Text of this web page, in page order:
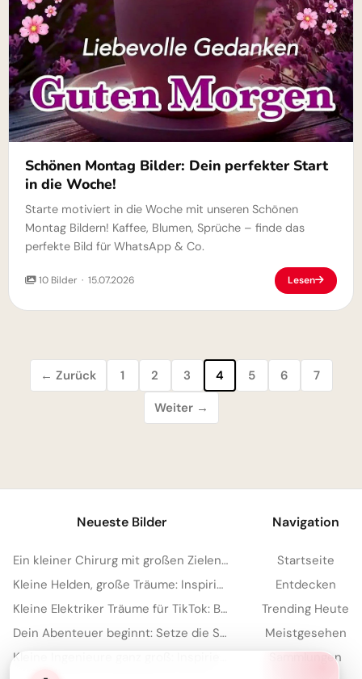
Schönen Montag Bilder: Dein perfekter Start
in die Woche!
Starte motiviert in die Woche mit unseren Schönen
Montag Bildern! Kaffee, Blumen, Sprüche – finde das
perfekte Bild für WhatsApp & Co.
10 Bilder · 15.07.2026 Lesen
← Zurück 1 2 3 4 5 6
7
Weiter →
Neueste Bilder
Ein kleiner Chirurg mit großen Zielen: Witzige Schulstart-Grüße für WhatsApp!
Kleine Helden, große Träume: Inspirierende Arztbilder für WhatsApp.
Kleine Elektriker Träume für TikTok: Berufe entdecken mit Herz
Dein Abenteuer beginnt: Setze die Segel für den Schulanfang auf Instagram!
Navigation
Startseite
Entdecken
Trending Heute
Meistgesehen
Sammlungen